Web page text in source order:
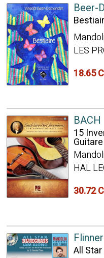
Beer-
LES
18.65
BACH
15
Guitare
HAL
30.72
All